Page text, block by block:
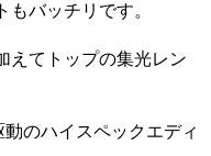
もバッチリです。
えてトップの集光レン
のハイスペックエディ